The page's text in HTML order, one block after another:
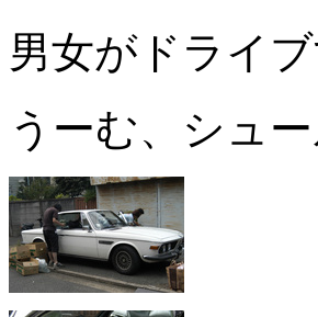
男女がドライ
うーむ、シュー